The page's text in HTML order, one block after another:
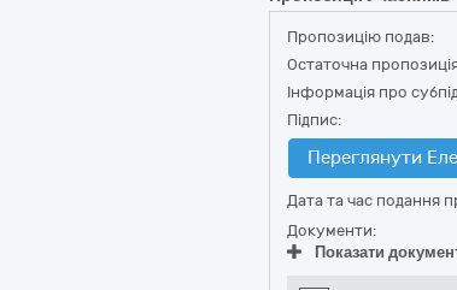
Пропозицію подав:
Остаточна
Інформація про
Підпис:
Переглянути
Дата та час подання
Документи:
Показати